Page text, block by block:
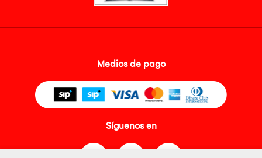
Medios de pago
Síguenos en